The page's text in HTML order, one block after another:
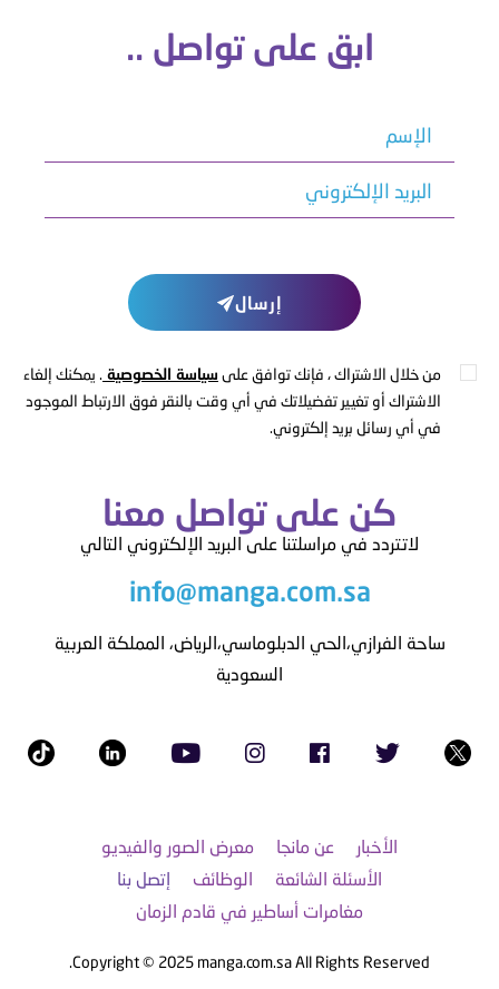
ابق على تواصل ..
الإسم
البريد الإلكتروني
إرسال
من خلال الاشتراك ، فإنك توافق على سياسة الخصوصية . يمكنك إلغاء
الاشتراك أو تغيير تفضيلاتك في أي وقت بالنقر فوق الارتباط الموجود
في أي رسائل بريد إلكتروني.
كن على تواصل معنا
لاتتردد في مراسلتنا على البريد الإلكتروني التالي
info@manga.com.sa
ساحة الفرازي،الحي الدبلوماسي،الرياض، المملكة العربية
السعودية
الأخبار عن مانجا
معرض الصور والفيديو
الأسئلة الشائعة
الوظائف
إتصل بنا
مغامرات أساطير في قادم الزمان
Copyright © 2025 manga.com.sa All Rights Reserved.